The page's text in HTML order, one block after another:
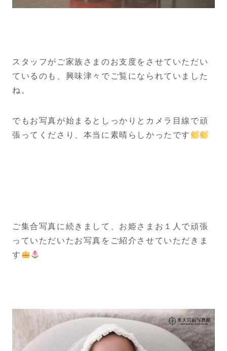
スタッフがご家族さまのお支度をさせていただい
ているのも、興味津々でご覧になられていました
ね。
でもお写真が始まるとしっかりとカメラ目線で頑
張ってくださり、本当に素晴らしかったです
ご集合写真に続きまして、お姫さまお１人で頑張
っていただいたお写真をご紹介させていただきま
す